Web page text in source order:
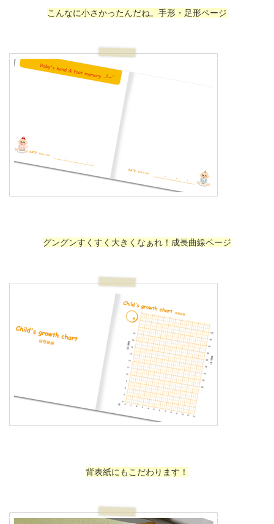
こんなに小さかったんだね。手形・足形ページ
グングンすくすく大きくなぁれ！成長曲線ページ
背表紙にもこだわります！